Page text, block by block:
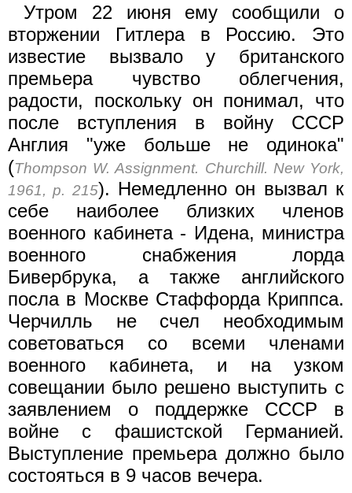
Утром 22 июня ему сообщили о
вторжении Гитлера в Россию. Это
известие вызвало у британского
премьера чувство облегчения,
радости, поскольку он понимал, что
после вступления в войну СССР
Англия "уже больше не одинока"
(Thompson W. Assignment. Churchill. New York,
1961, p. 215). Немедленно он вызвал к
себе наиболее близких членов
военного кабинета - Идена, министра
военного снабжения лорда
Бивербрука, а также английского
посла в Москве Стаффорда Криппса.
Черчилль не счел необходимым
советоваться со всеми членами
военного кабинета, и на узком
совещании было решено выступить с
заявлением о поддержке СССР в
войне с фашистской Германией.
Выступление премьера должно было
состояться в 9 часов вечера.